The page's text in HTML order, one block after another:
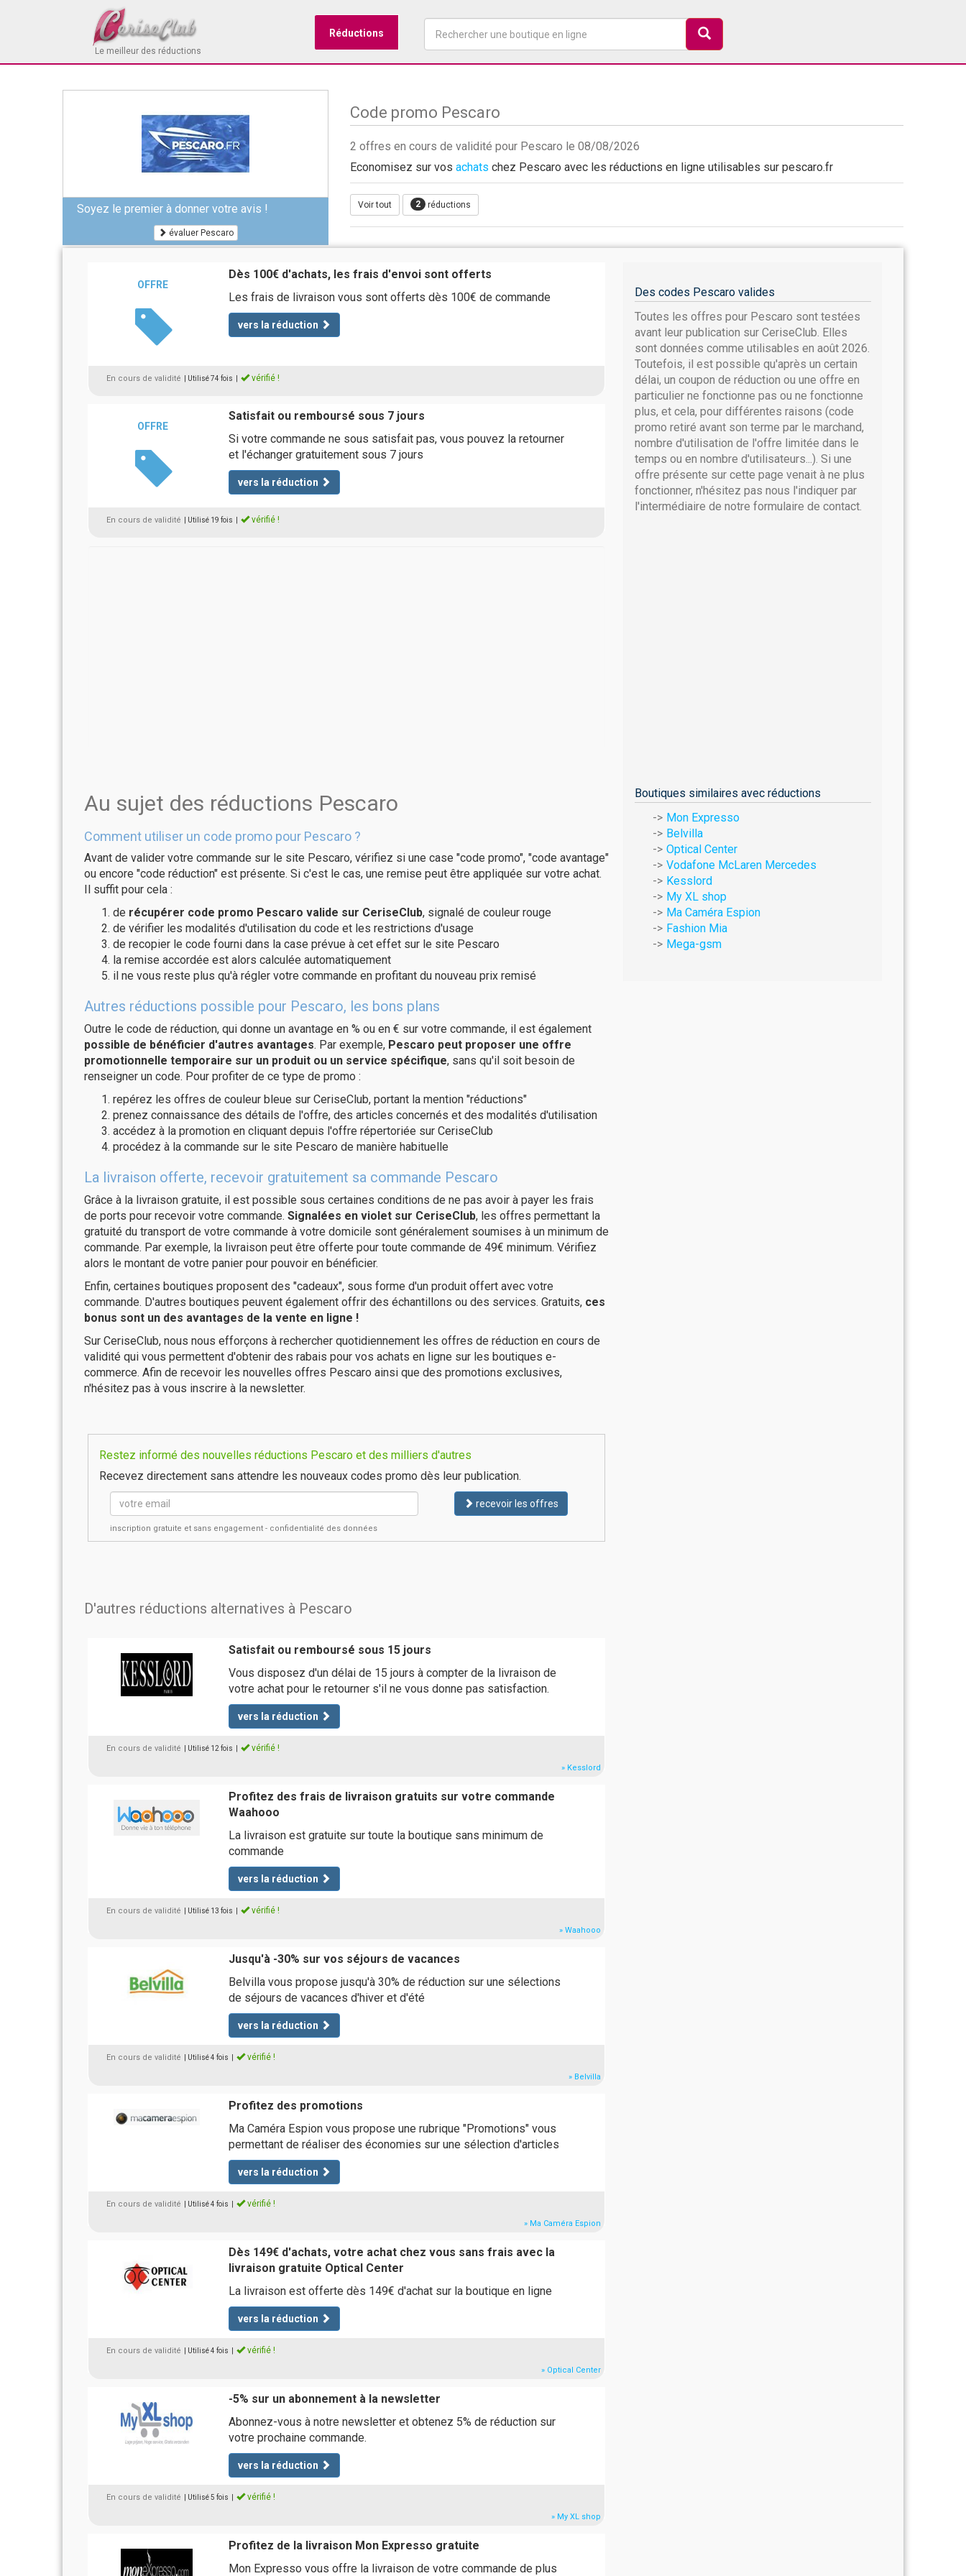
Le meilleur des réductions
Réductions
Soyez le premier à donner votre avis !
évaluer Pescaro
Code promo Pescaro
2 offres en cours de validité pour Pescaro le 08/08/2026
Economisez sur vos achats chez Pescaro avec les réductions en ligne utilisables sur pescaro.fr
Voir tout 2 réductions
OFFRE
Dès 100€ d'achats, les frais d'envoi sont offerts
Les frais de livraison vous sont offerts dès 100€ de commande
vers la réduction
En cours de validité | Utilisé 74 fois vérifié !
OFFRE
Satisfait ou remboursé sous 7 jours
Si votre commande ne sous satisfait pas, vous pouvez la retourner
et l'échanger gratuitement sous 7 jours
vers la réduction
En cours de validité | Utilisé 19 fois vérifié !
Au sujet des réductions Pescaro
Comment utiliser un code promo pour Pescaro ?
Avant de valider votre commande sur le site Pescaro, vérifiez si une case "code promo", "code avantage"
ou encore "code réduction" est présente. Si c'est le cas, une remise peut être appliquée sur votre achat.
Il suffit pour cela :
de récupérer code promo Pescaro valide sur CeriseClub, signalé de couleur rouge
de vérifier les modalités d'utilisation du code et les restrictions d'usage
de recopier le code fourni dans la case prévue à cet effet sur le site Pescaro
la remise accordée est alors calculée automatiquement
il ne vous reste plus qu'à régler votre commande en profitant du nouveau prix remisé
Autres réductions possible pour Pescaro, les bons plans
Outre le code de réduction, qui donne un avantage en % ou en € sur votre commande, il est également
possible de bénéficier d'autres avantages. Par exemple, Pescaro peut proposer une offre
promotionnelle temporaire sur un produit ou un service spécifique, sans qu'il soit besoin de
renseigner un code. Pour profiter de ce type de promo :
repérez les offres de couleur bleue sur CeriseClub, portant la mention "réductions"
prenez connaissance des détails de l'offre, des articles concernés et des modalités d'utilisation
accédez à la promotion en cliquant depuis l'offre répertoriée sur CeriseClub
procédez à la commande sur le site Pescaro de manière habituelle
La livraison offerte, recevoir gratuitement sa commande Pescaro
Grâce à la livraison gratuite, il est possible sous certaines conditions de ne pas avoir à payer les frais
de ports pour recevoir votre commande. Signalées en violet sur CeriseClub, les offres permettant la
gratuité du transport de votre commande à votre domicile sont généralement soumises à un minimum de
commande. Par exemple, la livraison peut être offerte pour toute commande de 49€ minimum. Vérifiez
alors le montant de votre panier pour pouvoir en bénéficier.
Enfin, certaines boutiques proposent des "cadeaux", sous forme d'un produit offert avec votre
commande. D'autres boutiques peuvent également offrir des échantillons ou des services. Gratuits, ces
bonus sont un des avantages de la vente en ligne !
Sur CeriseClub, nous nous efforçons à rechercher quotidiennement les offres de réduction en cours de
validité qui vous permettent d'obtenir des rabais pour vos achats en ligne sur les boutiques e-
commerce. Afin de recevoir les nouvelles offres Pescaro ainsi que des promotions exclusives,
n'hésitez pas à vous inscrire à la newsletter.
Restez informé des nouvelles réductions Pescaro et des milliers d'autres
Recevez directement sans attendre les nouveaux codes promo dès leur publication.
recevoir les offres
inscription gratuite et sans engagement - confidentialité des données
D'autres réductions alternatives à Pescaro
Satisfait ou remboursé sous 15 jours
Vous disposez d'un délai de 15 jours à compter de la livraison de
votre achat pour le retourner s'il ne vous donne pas satisfaction.
vers la réduction
En cours de validité | Utilisé 12 fois vérifié !
» Kesslord
Profitez des frais de livraison gratuits sur votre commande
Waahooo
La livraison est gratuite sur toute la boutique sans minimum de
commande
vers la réduction
En cours de validité | Utilisé 13 fois vérifié !
» Waahooo
Jusqu'à -30% sur vos séjours de vacances
Belvilla vous propose jusqu'à 30% de réduction sur une sélections
de séjours de vacances d'hiver et d'été
vers la réduction
En cours de validité | Utilisé 4 fois vérifié !
» Belvilla
Profitez des promotions
Ma Caméra Espion vous propose une rubrique "Promotions" vous
permettant de réaliser des économies sur une sélection d'articles
vers la réduction
En cours de validité | Utilisé 4 fois vérifié !
» Ma Caméra Espion
Dès 149€ d'achats, votre achat chez vous sans frais avec la
livraison gratuite Optical Center
La livraison est offerte dès 149€ d'achat sur la boutique en ligne
vers la réduction
En cours de validité | Utilisé 4 fois vérifié !
» Optical Center
-5% sur un abonnement à la newsletter
Abonnez-vous à notre newsletter et obtenez 5% de réduction sur
votre prochaine commande.
vers la réduction
En cours de validité | Utilisé 5 fois vérifié !
» My XL shop
Profitez de la livraison Mon Expresso gratuite
Mon Expresso vous offre la livraison de votre commande de plus
Des codes Pescaro valides
Toutes les offres pour Pescaro sont testées
avant leur publication sur CeriseClub. Elles
sont données comme utilisables en août 2026.
Toutefois, il est possible qu'après un certain
délai, un coupon de réduction ou une offre en
particulier ne fonctionne pas ou ne fonctionne
plus, et cela, pour différentes raisons (code
promo retiré avant son terme par le marchand,
nombre d'utilisation de l'offre limitée dans le
temps ou en nombre d'utilisateurs...). Si une
offre présente sur cette page venait à ne plus
fonctionner, n'hésitez pas nous l'indiquer par
l'intermédiaire de notre formulaire de contact.
Boutiques similaires avec réductions
Mon Expresso
Belvilla
Optical Center
Vodafone McLaren Mercedes
Kesslord
My XL shop
Ma Caméra Espion
Fashion Mia
Mega-gsm